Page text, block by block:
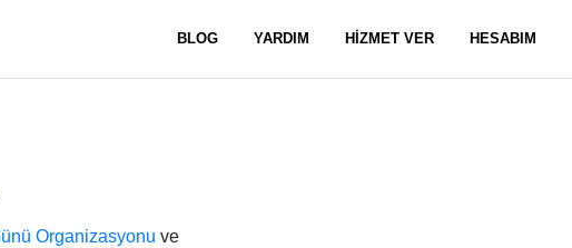
BLOG YARDIM HİZMET VER HESABIM
Organizasyonu ve